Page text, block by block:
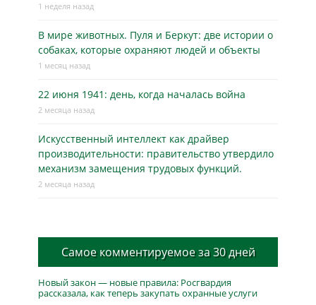
1 неделя назад
В мире животных. Пуля и Беркут: две истории о
собаках, которые охраняют людей и объекты
1 месяц назад
22 июня 1941: день, когда началась война
2 месяца назад
Искусственный интеллект как драйвер
производительности: правительство утвердило
механизм замещения трудовых функций.
2 месяца назад
Самое комментируемое за 30 дней
Новый закон — новые правила: Росгвардия
рассказала, как теперь закупать охранные услуги